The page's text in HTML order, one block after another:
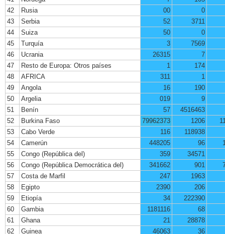
42
Rusia 00
0
43
Serbia 52
3711
44
Suiza 50
0
45
Turquía 3
7569
46
Ucrania 26315
7
47
Resto de Europa: Otros países 1
174
48
AFRICA 311
1
49
Angola 16
190
50
Argelia 019
9
51
Benín 57
4516463
52
Burkina Faso 79962373 1206
53
Cabo Verde 116
118938
54
Camerún 448205 96
55
Congo (República del) 359
34571
56
Congo (República Democrática del) 341662 901
57
Costa de Marfil 247
1963
58
Egipto 2390
206
59
Etiopía 34
222390
60
Gambia 1181116
68
61
Ghana 21
28878
62
Guinea 46063 36